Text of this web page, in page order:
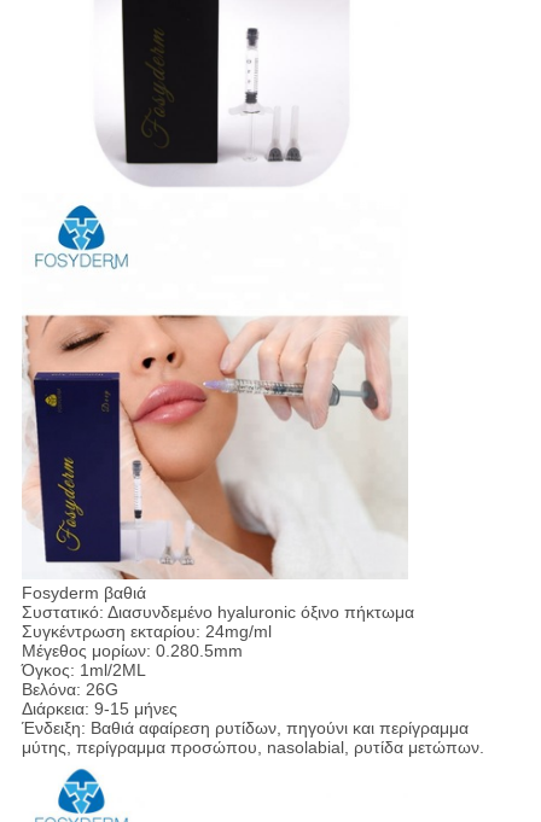
Fosyderm βαθιά
Συστατικό: Διασυνδεμένο hyaluronic όξινο πήκτωμα
Συγκέντρωση εκταρίου: 24mg/ml
Μέγεθος μορίων: 0.280.5mm
Όγκος: 1ml/2ML
Βελόνα: 26G
Διάρκεια: 9-15 μήνες
Ένδειξη: Βαθιά αφαίρεση ρυτίδων, πηγούνι και περίγραμμα
μύτης, περίγραμμα προσώπου, nasolabial, ρυτίδα μετώπων.